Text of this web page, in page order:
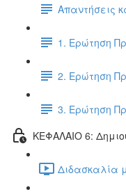
Απαντήσεις
1. Ερώτηση
2. Ερώτηση
3. Ερώτηση
ΚΕΦΑΛΑΙΟ 6:
Διδασκαλία